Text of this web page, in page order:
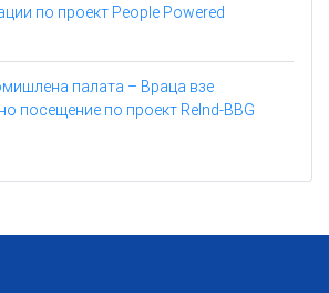
по проект People Powered
палата – Враца взе
посещение по проект ReInd-BBG